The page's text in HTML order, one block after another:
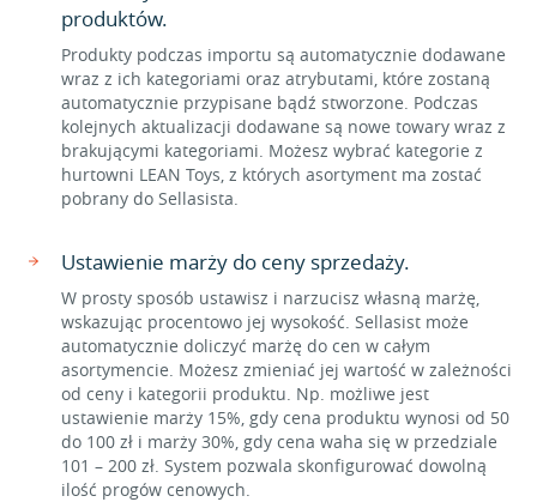
produktów.
Produkty podczas importu są automatycznie dodawane
wraz z ich kategoriami oraz atrybutami, które zostaną
automatycznie przypisane bądź stworzone. Podczas
kolejnych aktualizacji dodawane są nowe towary wraz z
brakującymi kategoriami. Możesz wybrać kategorie z
hurtowni LEAN Toys, z których asortyment ma zostać
pobrany do Sellasista.
Ustawienie marży do ceny sprzedaży.
W prosty sposób ustawisz i narzucisz własną marżę,
wskazując procentowo jej wysokość. Sellasist może
automatycznie doliczyć marżę do cen w całym
asortymencie. Możesz zmieniać jej wartość w zależności
od ceny i kategorii produktu. Np. możliwe jest
ustawienie marży 15%, gdy cena produktu wynosi od 50
do 100 zł i marży 30%, gdy cena waha się w przedziale
101 – 200 zł. System pozwala skonfigurować dowolną
ilość progów cenowych.